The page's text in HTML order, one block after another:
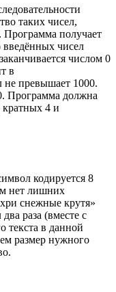
таких чисел,
Программа получает
введённых чисел
числом 0
в
не превышает 1000.
Программа должна
кратных 4 и
кодируется 8
нет лишних
снежные крутя»
раза (вместе с
текста в данной
размер нужного